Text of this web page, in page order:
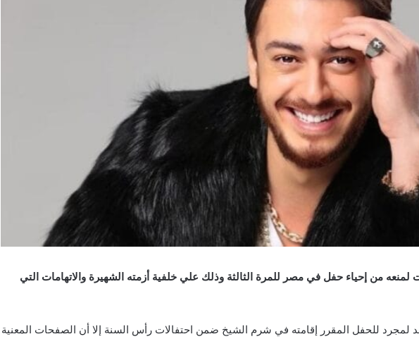
من إحياء حفل في مصر للمرة الثالثة وذلك علي خلفية أزمته الشهيرة والاتهامات التي
للحفل المقرر إقامته في شرم الشيخ ضمن احتفالات رأس السنة إلا أن الصفحات المعنية